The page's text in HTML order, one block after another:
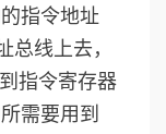
指令地址
总线上去，
指令寄存器
需要用到